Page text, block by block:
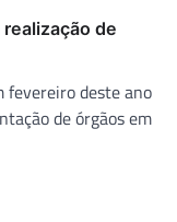
de
fevereiro deste ano
de órgãos em